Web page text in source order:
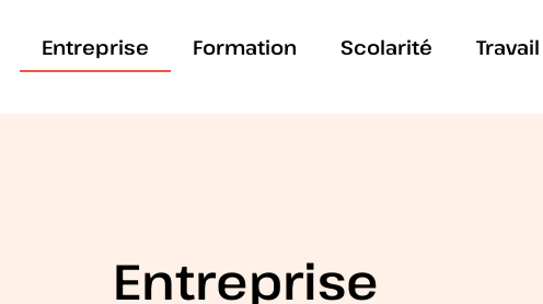
Entreprise Formation Scolarité Travail
Entreprise